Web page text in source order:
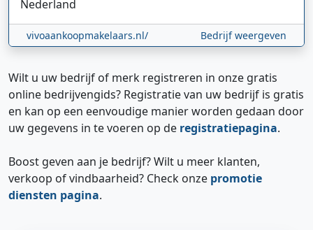
Nederland
vivoaankoopmakelaars.nl/ Bedrijf weergeven
Wilt u uw bedrijf of merk registreren in onze gratis
online bedrijvengids? Registratie van uw bedrijf is gratis
en kan op een eenvoudige manier worden gedaan door
uw gegevens in te voeren op de registratiepagina.
Boost geven aan je bedrijf? Wilt u meer klanten,
verkoop of vindbaarheid? Check onze promotie
diensten pagina.